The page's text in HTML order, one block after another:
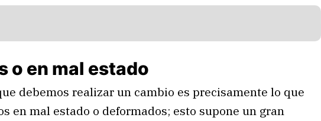
o en mal estado
debemos realizar un cambio es precisamente lo que
en mal estado o deformados; esto supone un gran